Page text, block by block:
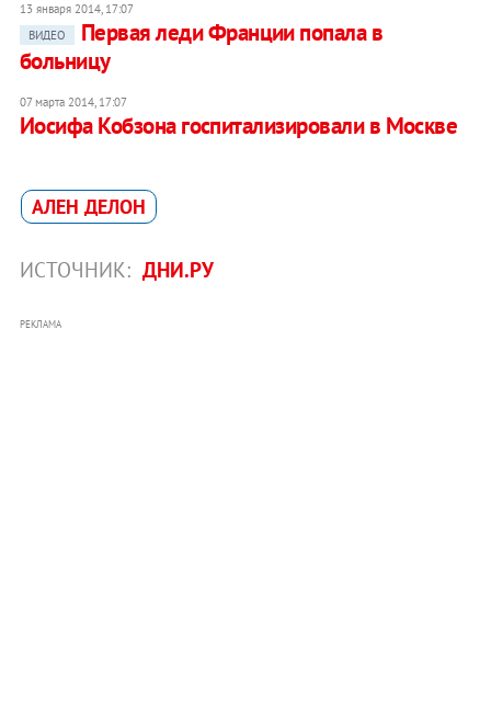
13 января 2014, 17:07
ВИДЕО
Первая леди Франции попала в
больницу
07 марта 2014, 17:07
Иосифа Кобзона госпитализировали в Москве
АЛЕН ДЕЛОН
ИСТОЧНИК: ДНИ.РУ
РЕКЛАМА